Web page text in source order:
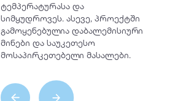
ტემპერატურასა და
სიმყუდროვეს. ასევე, პროექტში
გამოყენებულია დაბალემისიური
მინები და საუკეთესო
მოსაპირკეთებელი მასალები.